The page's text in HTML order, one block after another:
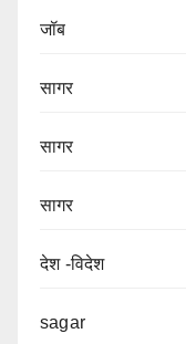
जॉब
सागर
सागर
सागर
देश -विदेश
sagar